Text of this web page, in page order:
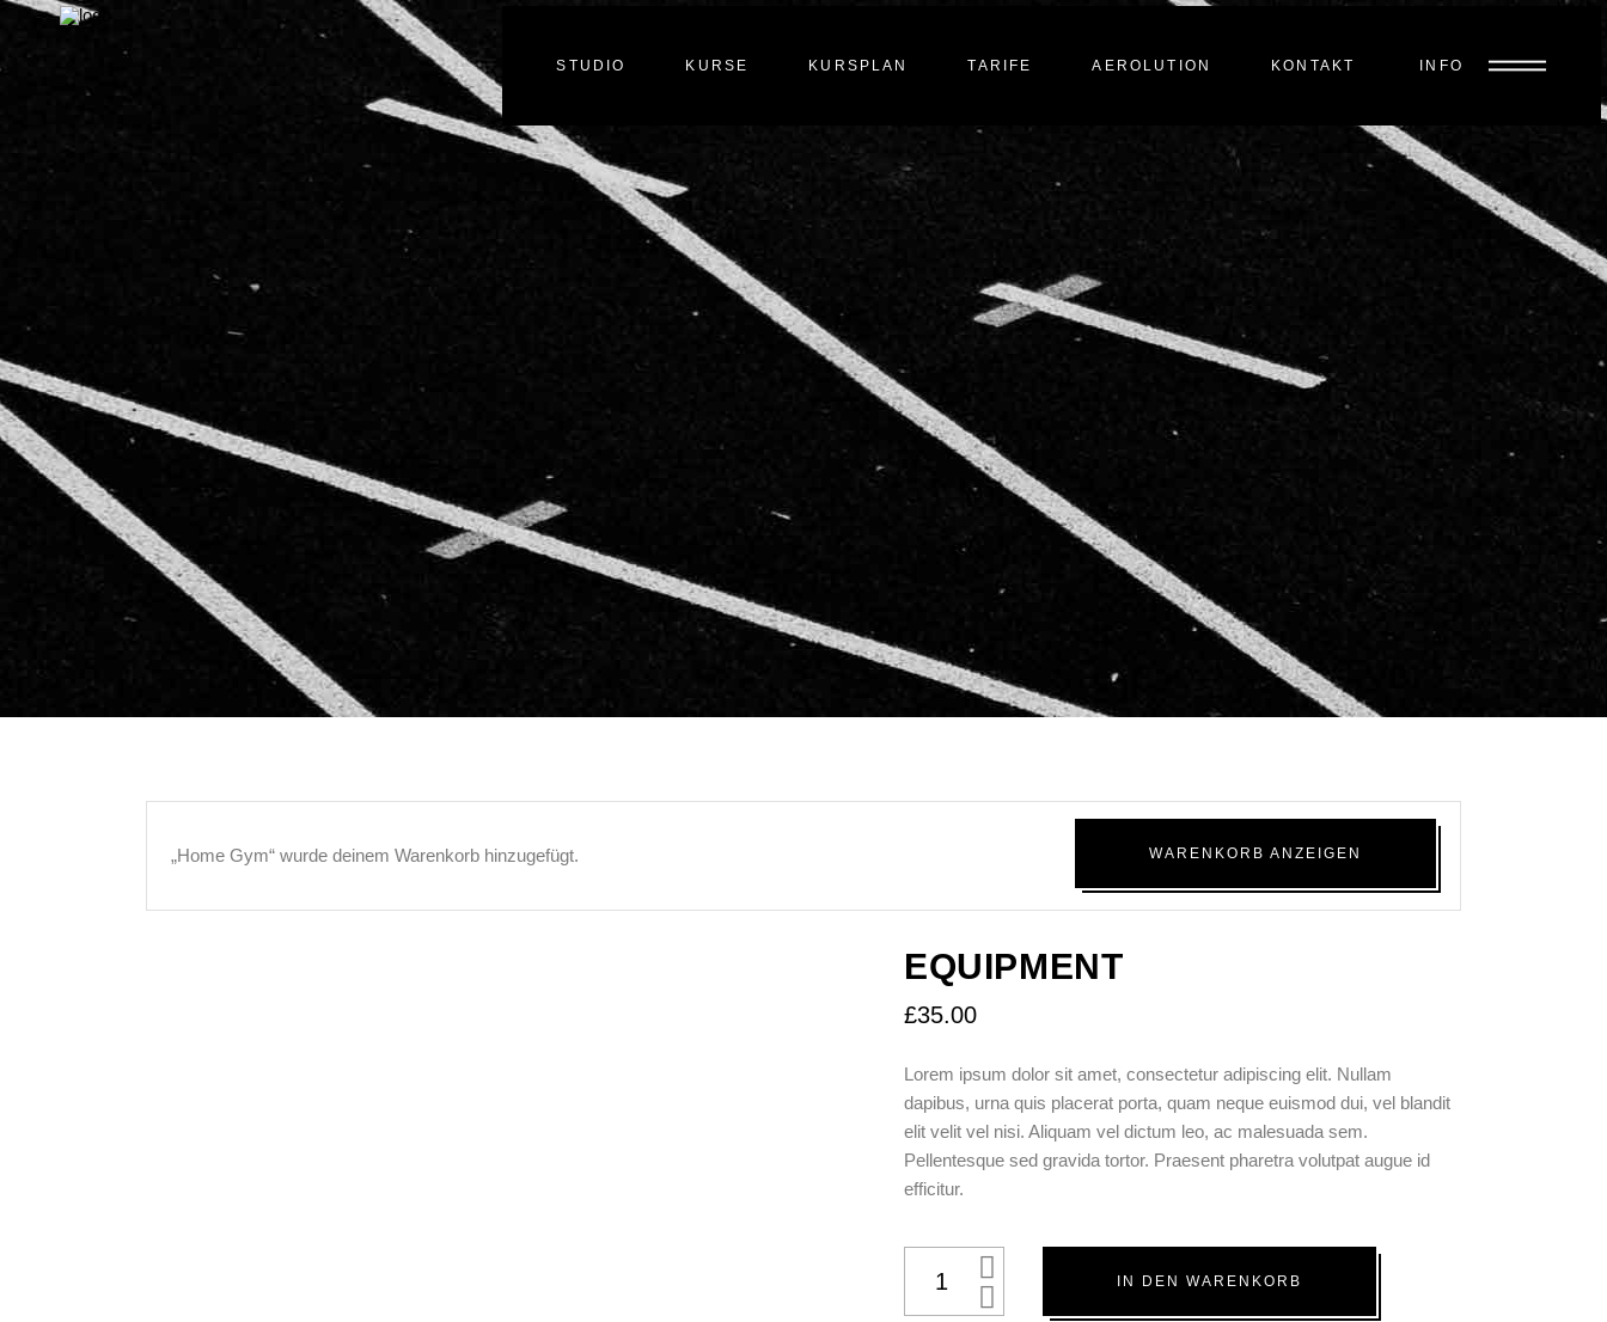
STUDIO KURSE KURSPLAN TARIFE AEROLUTION KONTAKT INFO
WARENKORB ANZEIGEN
„Home Gym“ wurde deinem Warenkorb hinzugefügt.
EQUIPMENT
£35.00
Lorem ipsum dolor sit amet, consectetur adipiscing elit. Nullam
dapibus, urna quis placerat porta, quam neque euismod dui, vel blandit
elit velit vel nisi. Aliquam vel dictum leo, ac malesuada sem.
Pellentesque sed gravida tortor. Praesent pharetra volutpat augue id
efficitur.
IN DEN WARENKORB